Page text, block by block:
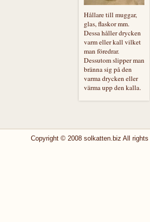
Hållare till muggar,
glas, flaskor mm.
Dessa håller drycken
varm eller kall vilket
man föredrar.
Dessutom slipper man
bränna sig på den
varma drycken eller
värma upp den kalla.
Copyright © 2008 solkatten.biz All